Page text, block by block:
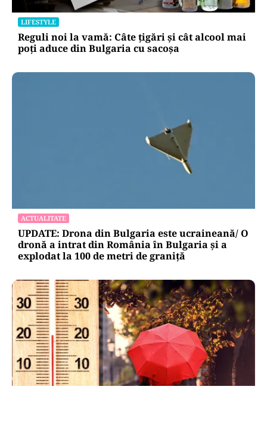
LIFESTYLE
Reguli noi la vamă: Câte țigări și cât alcool mai
poți aduce din Bulgaria cu sacoșa
ACTUALITATE
UPDATE: Drona din Bulgaria este ucraineană/ O
dronă a intrat din România în Bulgaria şi a
explodat la 100 de metri de graniţă